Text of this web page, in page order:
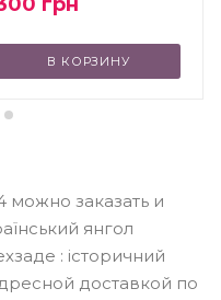
В КОРЗИНУ
можно заказать и
янгол
: історичний
доставкой по